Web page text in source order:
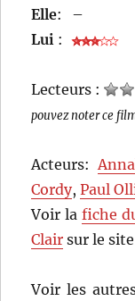
Elle:
–
Lui :
Lecteurs :
pouvez noter ce
Acteurs:
Cordy,Paul
Voir lafiche
Clair sur le
Voir les